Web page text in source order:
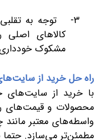
3-
توجه به
کالاهای
مشکوک
راه‌ حل خرید از
با خرید از سایت‌های
محصولات و قیمت‌های
واسطه‌های معتبر مانند
مطمئن‌تر می‌سازد. حتما